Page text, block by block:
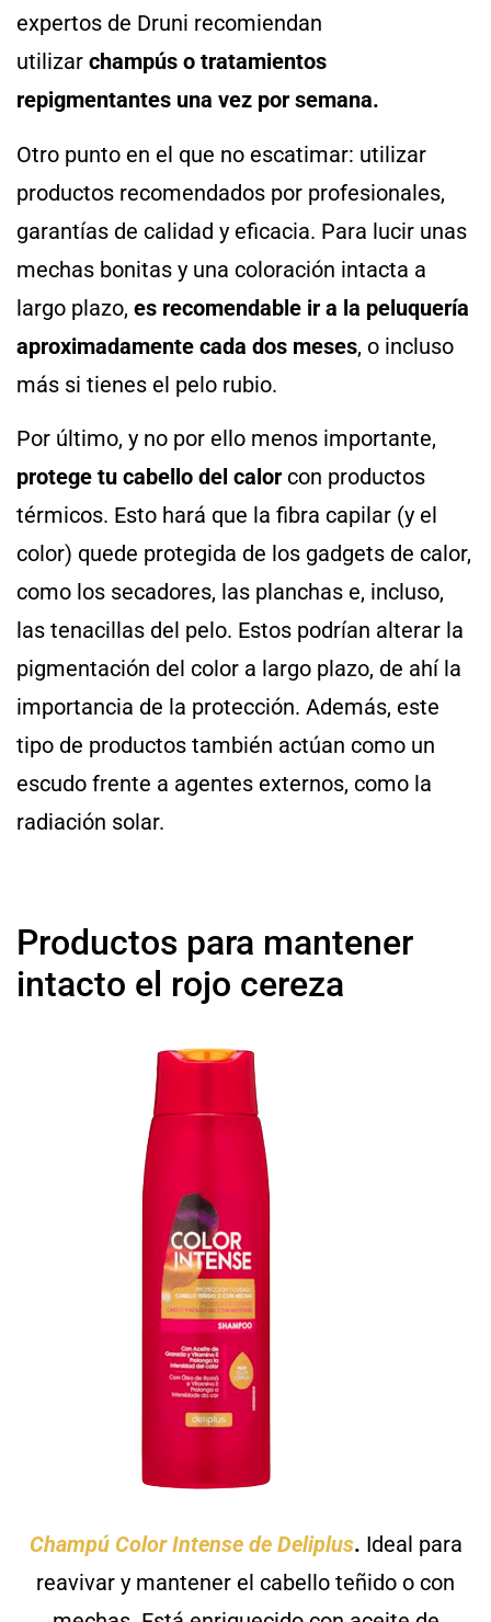
expertos de Druni recomiendan
utilizar champús o tratamientos
repigmentantes una vez por semana.
Otro punto en el que no escatimar: utilizar
productos recomendados por profesionales,
garantías de calidad y eficacia. Para lucir unas
mechas bonitas y una coloración intacta a
largo plazo, es recomendable ir a la peluquería
aproximadamente cada dos meses, o incluso
más si tienes el pelo rubio.
Por último, y no por ello menos importante,
protege tu cabello del calor con productos
térmicos. Esto hará que la fibra capilar (y el
color) quede protegida de los gadgets de calor,
como los secadores, las planchas e, incluso,
las tenacillas del pelo. Estos podrían alterar la
pigmentación del color a largo plazo, de ahí la
importancia de la protección. Además, este
tipo de productos también actúan como un
escudo frente a agentes externos, como la
radiación solar.
Productos para mantener
intacto el rojo cereza
Champú Color Intense de Deliplus. Ideal para
reavivar y mantener el cabello teñido o con